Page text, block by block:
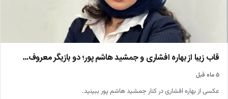
قاب زیبا از بهاره افشاری و جمشید هاشم پور؛ دو بازیگر معروف…
۵ ماه قبل
عکسی از بهاره افشاری در کنار جمشید هاشم پور ببینید.